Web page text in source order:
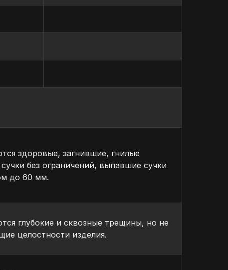
поверхностей деталей
более, мкм:
с расчётом стоимости отдельно.
здоровые, загнившие, гнилые
без ограничений, выпавшие сучки
до 60 мм.
глубокие и сквозные трещины, но не
целостности изделия.